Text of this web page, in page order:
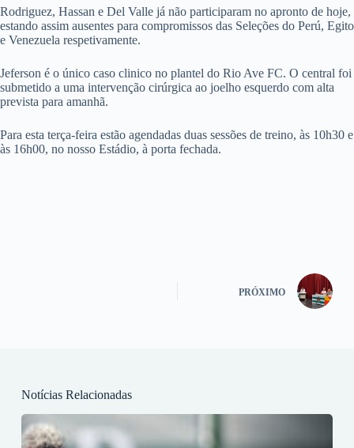
Rodriguez, Hassan e Del Valle já não participaram no apronto de hoje,
estando assim ausentes para compromissos das Seleções do Perú, Egito
e Venezuela respetivamente.
Jeferson é o único caso clinico no plantel do Rio Ave FC. O central foi
submetido a uma intervenção cirúrgica ao joelho esquerdo com alta
prevista para amanhã.
Para esta terça-feira estão agendadas duas sessões de treino, às 10h30 e
às 16h00, no nosso Estádio, à porta fechada.
PRÓXIMO
Notícias Relacionadas